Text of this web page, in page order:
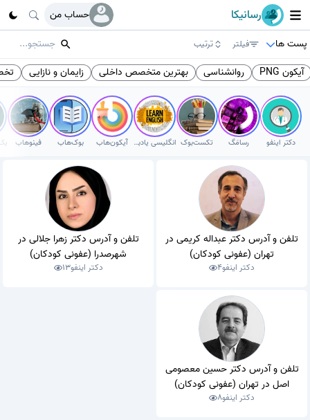
رسانیکا
حساب من
پست ها
فیلتر ترتیب
آیکون PNG روانشناسی بهترین متخصص داخلی زایمان و نازایی
دکتر اینفو رسامَگ تکست‌بوک انگلیسی یادبگیر آیکون‌هاب بوک‌هاب فینوهاب
تلفن و آدرس دکتر عبداله کریمی در
تهران (عفونی کودکان)
دکتر اینفو4
تلفن و آدرس دکتر زهرا جلالی در
شهرصدرا (عفونی کودکان)
دکتر اینفو13
تلفن و آدرس دکتر حسین معصومی
اصل در تهران (عفونی کودکان)
دکتر اینفو8